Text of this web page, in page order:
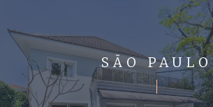
SÃO PAULO